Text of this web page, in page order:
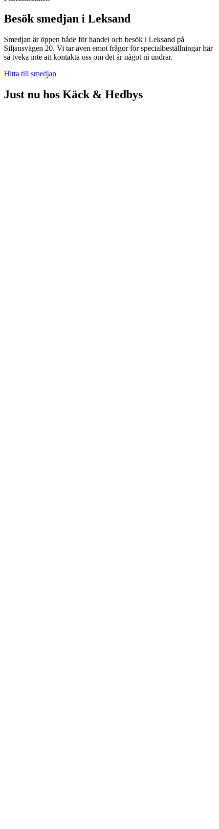
Besök smedjan i Leksand
Smedjan är öppen både för handel och besök i Leksand på
Siljansvägen 20. Vi tar även emot frågor för specialbeställningar här
så tveka inte att kontakta oss om det är något ni undrar.
Hitta till smedjan
Just nu hos Käck & Hedbys